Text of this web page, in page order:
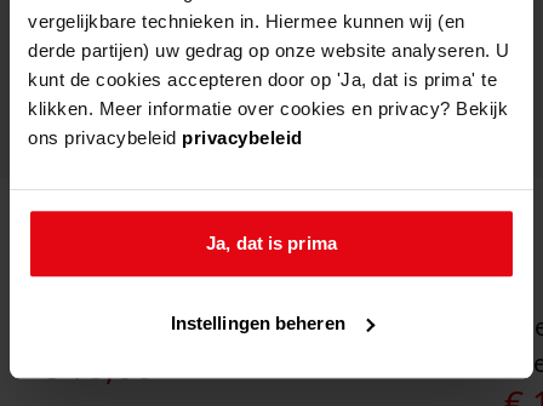
vergelijkbare technieken in. Hiermee kunnen wij (en
derde partijen) uw gedrag op onze website analyseren. U
kunt de cookies accepteren door op 'Ja, dat is prima' te
klikken. Meer informatie over cookies en privacy? Bekijk
ons privacybeleid privacybeleid
Ja, dat is prima
Instellingen beheren
Dit rijk geïllustreerde boek (24 x 30 cm),
uitgevoerd in full colour en met hardcover telt
ruim 500 pagina’s.
uitgelichte boeken
pittige moide
€10,00
Ga naar "Pittige moide".